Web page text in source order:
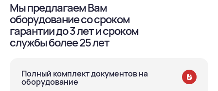
Мы предлагаем Вам
оборудование со сроком
гарантии до 3 лет и сроком
службы более 25 лет
Полный комплект документов на
оборудование